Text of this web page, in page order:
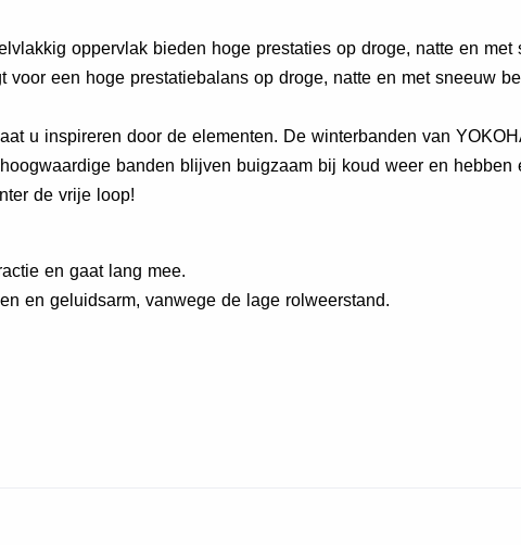
oppervlak bieden hoge prestaties op droge, natte en met
voor een hoge prestatiebalans op droge, natte en met sneeuw
u inspireren door de elementen. De winterbanden van
banden blijven buigzaam bij koud weer en
de vrije loop!
en gaat lang mee.
en geluidsarm, vanwege de lage rolweerstand.